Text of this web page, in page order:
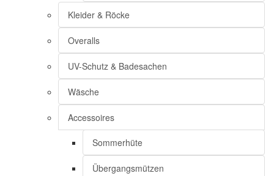
Kleider & Röcke
Overalls
UV-Schutz & Badesachen
Wäsche
Accessoires
Sommerhüte
Übergangsmützen